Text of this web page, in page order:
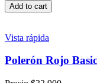
Add to cart
Vista rápida
Polerón Rojo